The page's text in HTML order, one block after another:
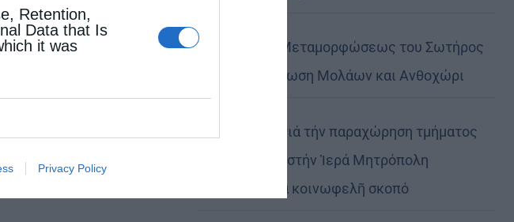
Retention,
Data that Is
it was
Privacy Policy
Η εορτή της Μεταμορφώσεως του Σωτήρος
σε Μεταμόρφωση Μολάων και Ανθοχώρι
Εὐχαριστίες γιά τήν παραχώρηση τμήματος
στρατοπέδου στήν Ἱερά Μητρόπολη
Καστορίας γιά κοινωφελῆ σκοπό